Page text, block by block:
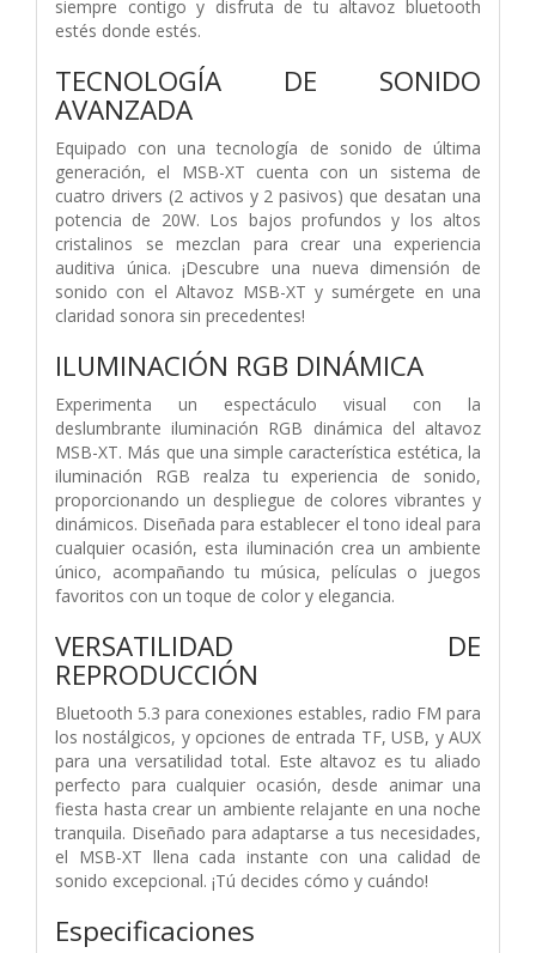
siempre contigo y disfruta de tu altavoz bluetooth
estés donde estés.
TECNOLOGÍA DE SONIDO
AVANZADA
Equipado con una tecnología de sonido de última
generación, el MSB-XT cuenta con un sistema de
cuatro drivers (2 activos y 2 pasivos) que desatan una
potencia de 20W. Los bajos profundos y los altos
cristalinos se mezclan para crear una experiencia
auditiva única. ¡Descubre una nueva dimensión de
sonido con el Altavoz MSB-XT y sumérgete en una
claridad sonora sin precedentes!
ILUMINACIÓN RGB DINÁMICA
Experimenta un espectáculo visual con la
deslumbrante iluminación RGB dinámica del altavoz
MSB-XT. Más que una simple característica estética, la
iluminación RGB realza tu experiencia de sonido,
proporcionando un despliegue de colores vibrantes y
dinámicos. Diseñada para establecer el tono ideal para
cualquier ocasión, esta iluminación crea un ambiente
único, acompañando tu música, películas o juegos
favoritos con un toque de color y elegancia.
VERSATILIDAD DE
REPRODUCCIÓN
Bluetooth 5.3 para conexiones estables, radio FM para
los nostálgicos, y opciones de entrada TF, USB, y AUX
para una versatilidad total. Este altavoz es tu aliado
perfecto para cualquier ocasión, desde animar una
fiesta hasta crear un ambiente relajante en una noche
tranquila. Diseñado para adaptarse a tus necesidades,
el MSB-XT llena cada instante con una calidad de
sonido excepcional. ¡Tú decides cómo y cuándo!
Especificaciones